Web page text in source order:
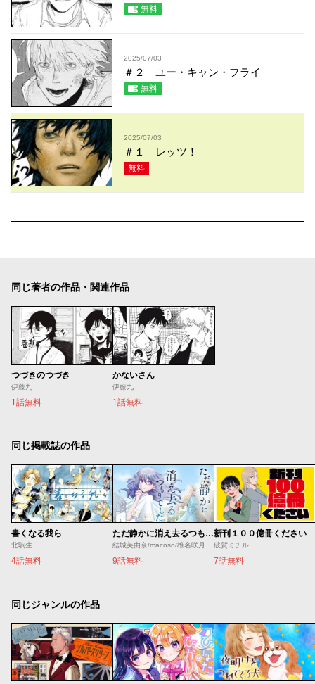
無料
2025/07/03
＃２ ユー・キャン・フライ
無料
2025/07/03
＃１ レッツ！
無料
同じ著者の作品・関連作品
つづきのつづき
伊藤九
1話無料
かないさん
伊藤九
1話無料
同じ掲載誌の作品
書くなる我ら
北駒生
4話無料
ただ静かに消え去るつもりでした
結城芙由奈/macoso/椎名咲月
9話無料
新刊１００億冊ください
破賀ミチル
7話無料
同じジャンルの作品